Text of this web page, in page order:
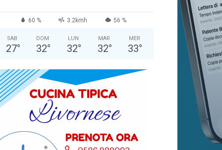
60 % 3.2kmh 56 %
SAB
27°
DOM
32°
LUN
32°
MAR
32°
MER
33°